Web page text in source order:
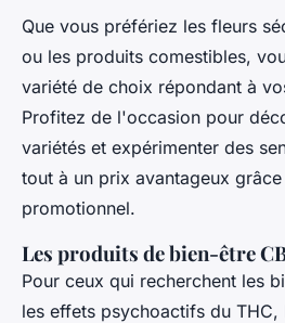
Que vous préfériez les fleurs
ou les produits comestibles,
variété de choix répondant à
Profitez de l'occasion pour
variétés et expérimenter des
tout à un prix avantageux
promotionnel.
Les produits de bien-être
Pour ceux qui recherchent les
les effets psychoactifs du